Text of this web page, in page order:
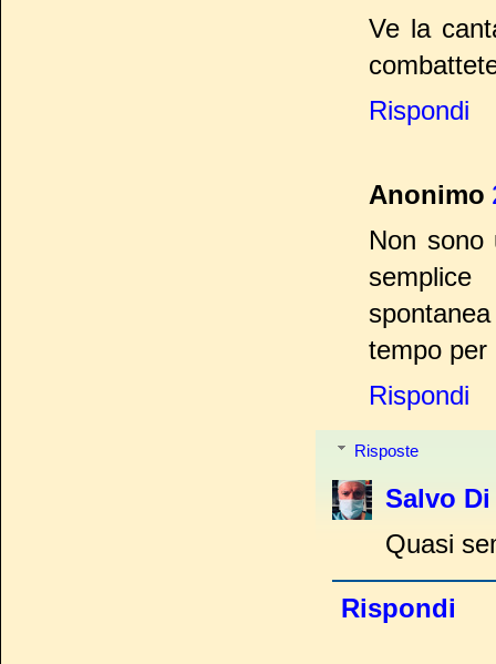
Ve la
Rispondi
Anonimo
Non sono
tempo per
Rispondi
Risposte
Salvo
Quasi
Rispondi